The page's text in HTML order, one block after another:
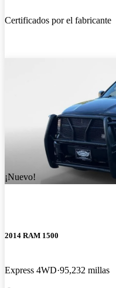
Certificados por el fabricante
¡Nuevo!
2014 RAM 1500
Express 4WD 95,232 millas